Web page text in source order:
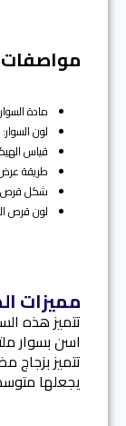
u
s
مواصفات
مادة
لون
قياس الهيكل:
طريقة
شكل قرص
لون قرص
مميزات
اسن بسوار
يجعلها